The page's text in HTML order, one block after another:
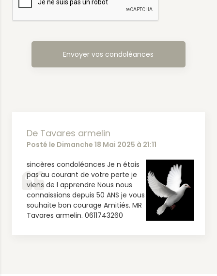
De Tavares armelin
Posté le Dimanche 18 Mai 2025 à 21:11
sincères condoléances Je n étais
pas au courant de votre perte je
viens de l apprendre Nous nous
connaissions depuis 50 ANS je vous
souhaite bon courage Amitiés. MR
Tavares armelin. 0611743260